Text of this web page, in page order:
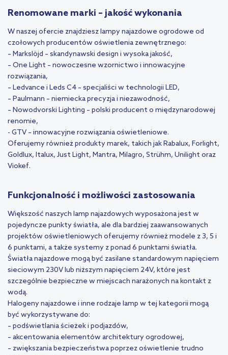
Renomowane marki – jakość wykonania
W naszej ofercie znajdziesz lampy najazdowe ogrodowe od
czołowych producentów oświetlenia zewnętrznego:
– Markslöjd – skandynawski design i wysoka jakość,
– One Light – nowoczesne wzornictwo i innowacyjne
rozwiązania,
– Ledvance i Leds C4 – specjaliści w technologii LED,
– Paulmann – niemiecka precyzja i niezawodność,
– Nowodvorski Lighting – polski producent o międzynarodowej
renomie,
- GTV – innowacyjne rozwiązania oświetleniowe.
Oferujemy również produkty marek, takich jak Rabalux, Forlight,
Goldlux, Italux, Just Light, Mantra, Milagro, Strühm, Unilight oraz
Viokef.
Funkcjonalność i możliwości zastosowania
Większość naszych lamp najazdowych wyposażona jest w
pojedyncze punkty światła, ale dla bardziej zaawansowanych
projektów oświetleniowych oferujemy również modele z 3, 5 i
6 punktami, a także systemy z ponad 6 punktami światła.
Światła najazdowe mogą być zasilane standardowym napięciem
sieciowym 230V lub niższym napięciem 24V, które jest
szczególnie bezpieczne w miejscach narażonych na kontakt z
wodą.
Halogeny najazdowe i inne rodzaje lamp w tej kategorii mogą
być wykorzystywane do:
– podświetlania ścieżek i podjazdów,
– akcentowania elementów architektury ogrodowej,
– zwiększania bezpieczeństwa poprzez oświetlenie trudno